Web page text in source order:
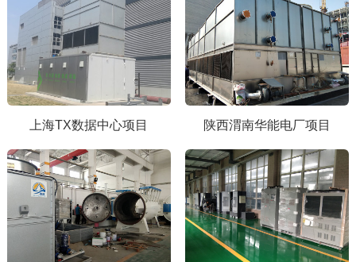
上海TX数据中心项目 陕西渭南华能电厂项目